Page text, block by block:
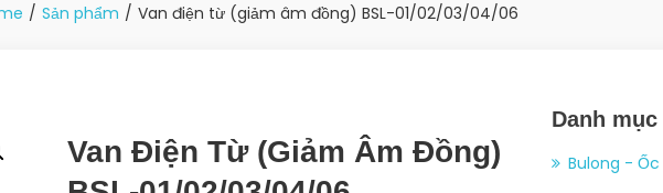
Sản phẩm Van điện từ (giảm âm đồng) BSL-01/02/03/04/06
Van Điện Từ (giảm Âm Đồng)
Danh
Bulong -